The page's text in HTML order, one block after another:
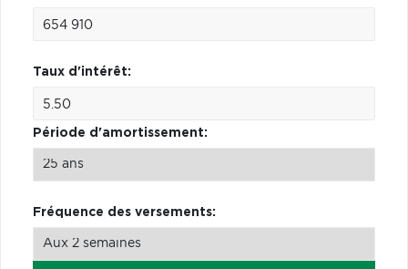
Taux d'intérêt:
Période d'amortissement:
Fréquence des versements: